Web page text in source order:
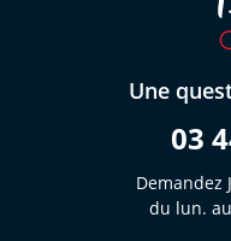
Une
03
Demandez
du lun.